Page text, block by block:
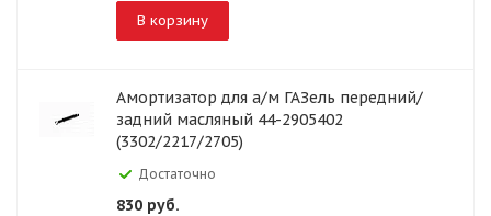
В корзину
Амортизатор для а/м ГАЗель передний/
задний масляный 44-2905402
(3302/2217/2705)
Достаточно
830 руб.